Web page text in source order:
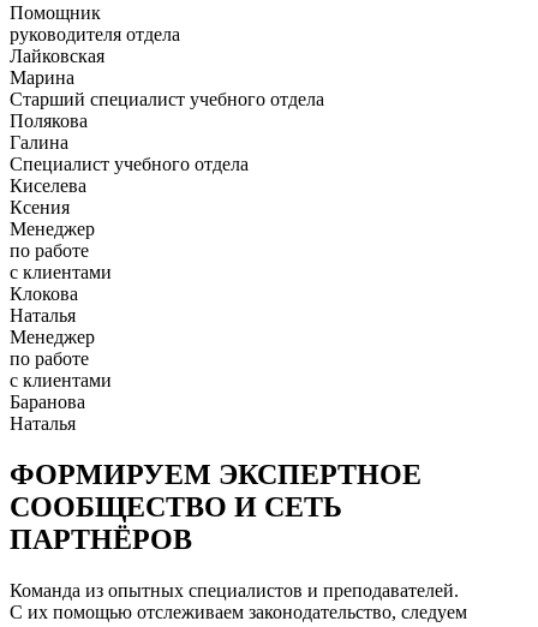
Помощник
руководителя отдела
Лайковская
Марина
Старший специалист учебного отдела
Полякова
Галина
Специалист учебного отдела
Киселева
Ксения
Менеджер
по работе
с клиентами
Клокова
Наталья
Менеджер
по работе
с клиентами
Баранова
Наталья
ФОРМИРУЕМ ЭКСПЕРТНОЕ
СООБЩЕСТВО И СЕТЬ
ПАРТНЁРОВ
Команда из опытных специалистов и преподавателей.
С их помощью отслеживаем законодательство, следуем